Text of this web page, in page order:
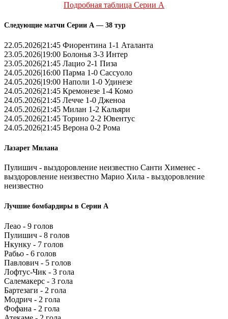
Подробная таблица Серии А
Следующие матчи Серии А — 38 тур
22.05.2026|21:45 Фиорентина 1-1 Аталанта
23.05.2026|19:00 Болонья 3-3 Интер
23.05.2026|21:45 Лацио 2-1 Пиза
24.05.2026|16:00 Парма 1-0 Сассуоло
24.05.2026|19:00 Наполи 1-0 Удинезе
24.05.2026|21:45 Кремонезе 1-4 Комо
24.05.2026|21:45 Лечче 1-0 Дженоа
24.05.2026|21:45 Милан 1-2 Кальяри
24.05.2026|21:45 Торино 2-2 Ювентус
24.05.2026|21:45 Верона 0-2 Рома
Лазарет Милана
Пулишич - выздоровление неизвестно Санти Хименес -
выздоровление неизвестно Марио Хила - выздоровление
неизвестно
Лучшие бомбардиры в Серии А
Леао - 9 голов
Пулишич - 8 голов
Нкунку - 7 голов
Рабьо - 6 голов
Павлович - 5 голов
Лофтус-Чик - 3 гола
Салемакерс - 3 гола
Бартезаги - 2 гола
Модрич - 2 гола
Фофана - 2 гола